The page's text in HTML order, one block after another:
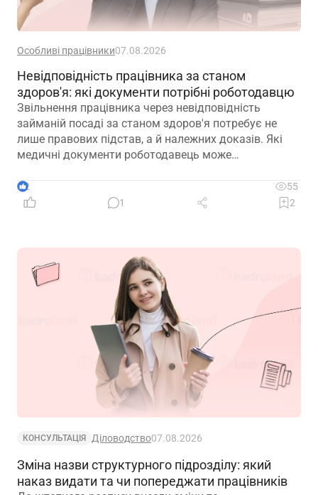
Особливі працівники07.08.2026
Невідповідність працівника за станом
здоров'я: які документи потрібні роботодавцю
Звільнення працівника через невідповідність
займаній посаді за станом здоров'я потребує не
лише правових підстав, а й належних доказів. Які
медичні документи роботодавець може
обставини – розповідаємо далі
2
55
1
2
КОНСУЛЬТАЦІЯ Діловодство07.08.2026
Зміна назви структурного підрозділу: який
наказ видати та чи попереджати працівників